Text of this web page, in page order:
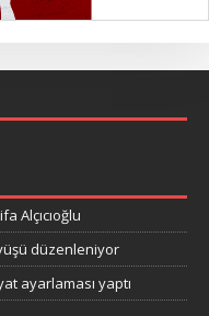
Alçıcıoğlu
düzenleniyor
ayarlaması yaptı